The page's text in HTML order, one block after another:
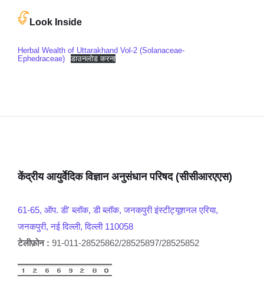
Look Inside
Herbal Wealth of Uttarakhand Vol-2 (Solanaceae-
Ephedraceae)
डाउनलोड करना
केंद्रीय आयुर्वेदिक विज्ञान अनुसंधान परिषद (सीसीआरएएस)
61-65, ऑप. डी' ब्लॉक, डी ब्लॉक, जनकपुरी इंस्टीट्यूशनल एरिया,
जनकपुरी, नई दिल्ली, दिल्ली 110058
टेलीफ़ोन : 91-011-28525862/28525897/28525852